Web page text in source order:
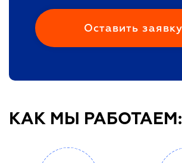
КАК МЫ РАБОТАЕМ: